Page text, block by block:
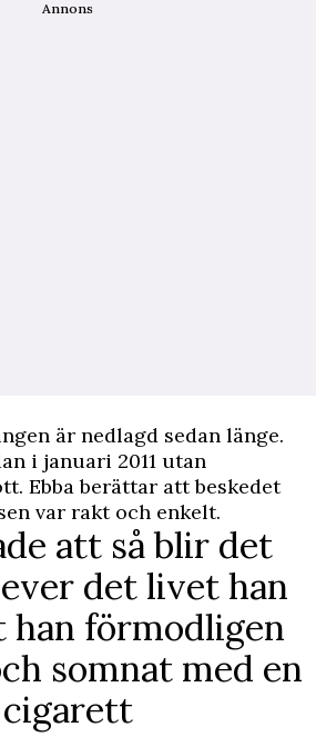
Annons
är nedlagd sedan länge.
i januari 2011 utan
Ebba berättar att beskedet
var rakt och enkelt.
att så blir det
det livet han
han förmodligen
somnat med en
cigarett